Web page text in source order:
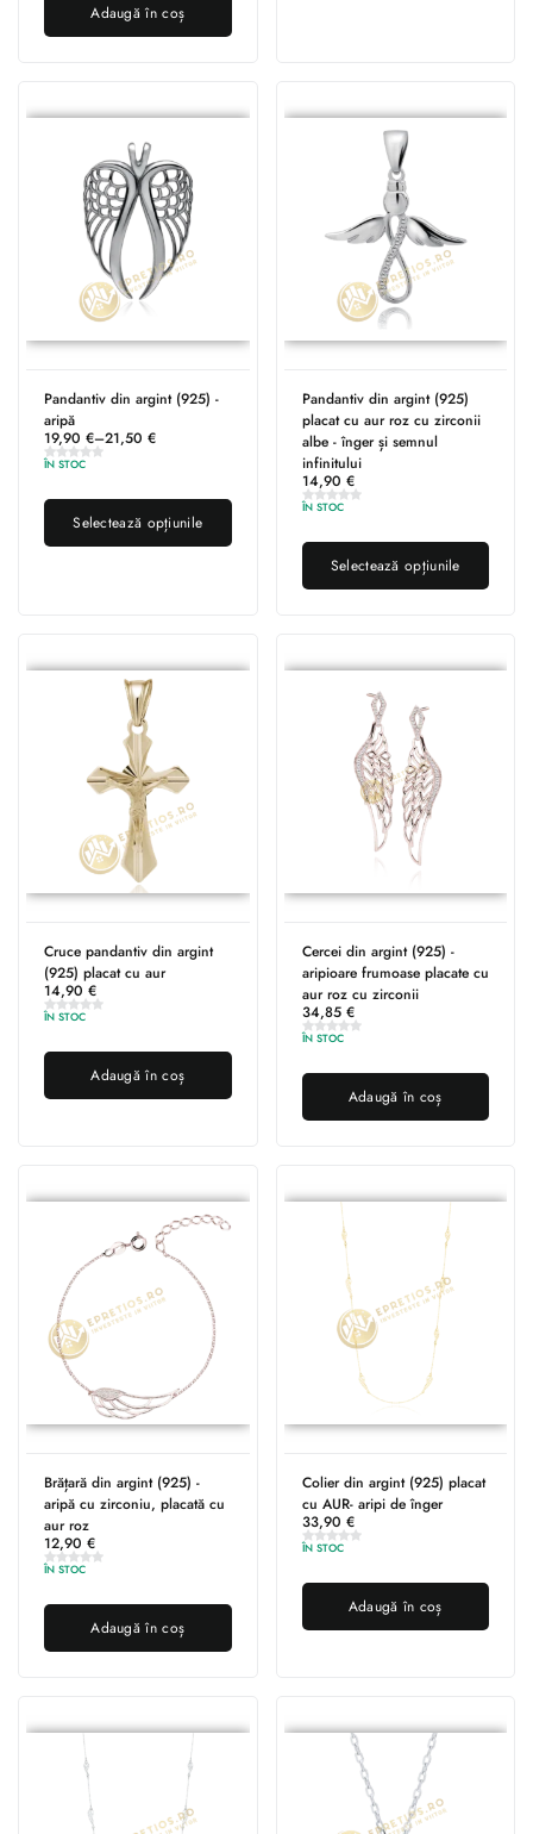
Adaugă în coș
Pandantiv din argint (925) -
aripă
19,90 €–21,50 €
ÎN STOC
Selectează opțiunile
Pandantiv din argint (925)
placat cu aur roz cu zirconii
albe - înger și semnul
infinitului
14,90 €
ÎN STOC
Selectează opțiunile
Cruce pandantiv din argint
(925) placat cu aur
14,90 €
ÎN STOC
Adaugă în coș
Cercei din argint (925) -
aripioare frumoase placate cu
aur roz cu zirconii
34,85 €
ÎN STOC
Adaugă în coș
Brățară din argint (925) -
aripă cu zirconiu, placată cu
aur roz
12,90 €
ÎN STOC
Adaugă în coș
Colier din argint (925) placat
cu AUR- aripi de înger
33,90 €
ÎN STOC
Adaugă în coș